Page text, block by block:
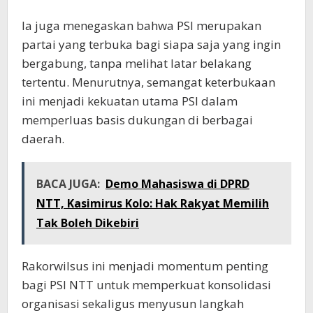
Ia juga menegaskan bahwa PSI merupakan
partai yang terbuka bagi siapa saja yang ingin
bergabung, tanpa melihat latar belakang
tertentu. Menurutnya, semangat keterbukaan
ini menjadi kekuatan utama PSI dalam
memperluas basis dukungan di berbagai
daerah.
BACA JUGA: Demo Mahasiswa di DPRD
NTT, Kasimirus Kolo: Hak Rakyat Memilih
Tak Boleh Dikebiri
Rakorwilsus ini menjadi momentum penting
bagi PSI NTT untuk memperkuat konsolidasi
organisasi sekaligus menyusun langkah